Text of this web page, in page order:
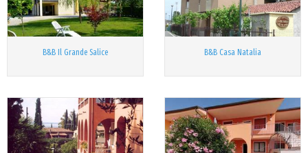
B&B Il Grande Salice B&B Casa Natalia